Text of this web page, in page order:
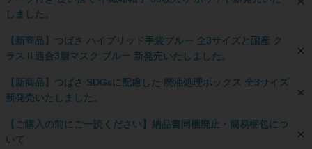
しました。
【新商品】つばさ ハイブリッド手袋ブルー 全3サイズと国産 ク
ラスⅡ適合3層マスク ブルー 新発売いたしました。
【新商品】つばさ SDGsに配慮した 廃油処理ボックス 全3サイズ
新発売いたしました。
【ご購入の前にご一読ください】納品書同梱廃止・簡易梱包につ
いて